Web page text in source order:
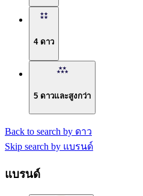
4 ดาว
5 ดาวและสูงกว่า
Back to search by ดาว
Skip search by แบรนด์
แบรนด์